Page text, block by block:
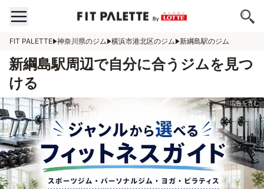
FIT PALETTE 神奈川県のジム 横浜市港北区のジム 新綱島駅のジム
新綱島駅周辺で自分に合うジムを見つ
ける